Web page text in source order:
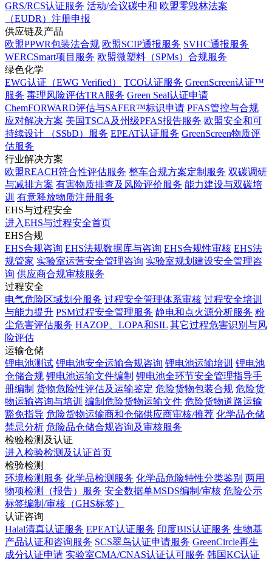
GRS/RCS认证服务 活动/会议碳中和 欧盟零毁林法案
（EUDR）注册申报
供应链及产品
欧盟PPWR包装法合规 欧盟SCIP通报服务 SVHC通报服务
WERCSmart项目服务 欧盟微塑料（SPMs）合规服务
绿色化学
EWG认证（EWG Verified）
TCO认证服务 GreenScreen认证™
服务 毒理风险评估TRA服务 Green Seal认证申请
ChemFORWARD评估与SAFER™标识申请 PFAS管控与合规
应对解决方案 美国TSCA及州级PFAS报告服务 欧盟安全和可
持续设计 （SSbD）服务 EPEAT认证服务 GreenScreen物质评
估服务
行业解决方案
欧盟REACH符合性评估服务 整车合规方案定制服务 双碳调研
与减排方案 有害物质排查及风险评价服务 能力建设与双碳培
训 有意释放物质注册服务
EHS与过程安全
进入EHS与过程安全首页
EHS合规
EHS合规咨询 EHS法规数据库与咨询 EHS合规性审核 EHS法
规管家 实验室运营安全管理咨询 实验室规划建设安全管理咨
询 供应商合规审核服务
过程安全
电气危险区域划分服务 过程安全管理体系审核 过程安全培训
与能力提升 PSM过程安全管理服务 静电和点火源分析服务 粉
尘危害评估服务 HAZOP、LOPA和SIL 其它过程危害识别与风
险评估
运输仓储
锂电池测试 锂电池安全运输合规咨询 锂电池运输培训 锂电池
仓储合规 锂电池运输文件编制 锂电池全环节安全管理指导手
册编制 货物危险性评估及运输鉴定 危险货物包装合规 危险货
物运输咨询与培训 编制危险货物运输文件 危险货物道路运输
豁免指导 危险货物运输商和仓储供应商审核/推荐 化学品仓储
禁忌分析 危险品仓储合规咨询及审核服务
检验检测及认证
进入检验检测及认证首页
检验检测
环境检测服务 化学品检测服务 化学品危险特性分类鉴别 两用
物项检测（报告）服务 安全数据单MSDS编制/审核 危险公示
标签编制/审核（GHS标签）
认证咨询
Halal清真认证服务 EPEAT认证服务 印度BIS认证服务 生物基
产品认证和咨询服务 SCS翠鸟认证申请服务 GreenCircle再生
成分认证申请 实验室CMA/CNAS认证认可服务 韩国KC认证